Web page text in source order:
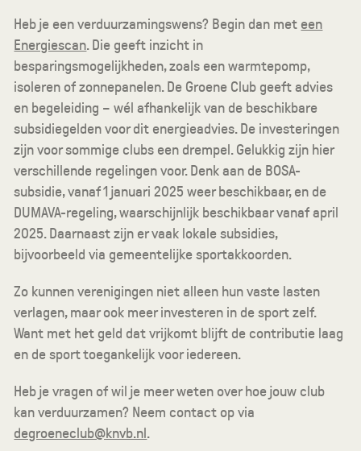
Heb je een verduurzamingswens? Begin dan met een
Energiescan. Die geeft inzicht in
besparingsmogelijkheden, zoals een warmtepomp,
isoleren of zonnepanelen. De Groene Club geeft advies
en begeleiding – wél afhankelijk van de beschikbare
subsidiegelden voor dit energieadvies. De investeringen
zijn voor sommige clubs een drempel. Gelukkig zijn hier
verschillende regelingen voor. Denk aan de BOSA-
subsidie, vanaf 1 januari 2025 weer beschikbaar, en de
DUMAVA-regeling, waarschijnlijk beschikbaar vanaf april
2025. Daarnaast zijn er vaak lokale subsidies,
bijvoorbeeld via gemeentelijke sportakkoorden.
Zo kunnen verenigingen niet alleen hun vaste lasten
verlagen, maar ook meer investeren in de sport zelf.
Want met het geld dat vrijkomt blijft de contributie laag
en de sport toegankelijk voor iedereen.
Heb je vragen of wil je meer weten over hoe jouw club
kan verduurzamen? Neem contact op via
degroeneclub@knvb.nl .